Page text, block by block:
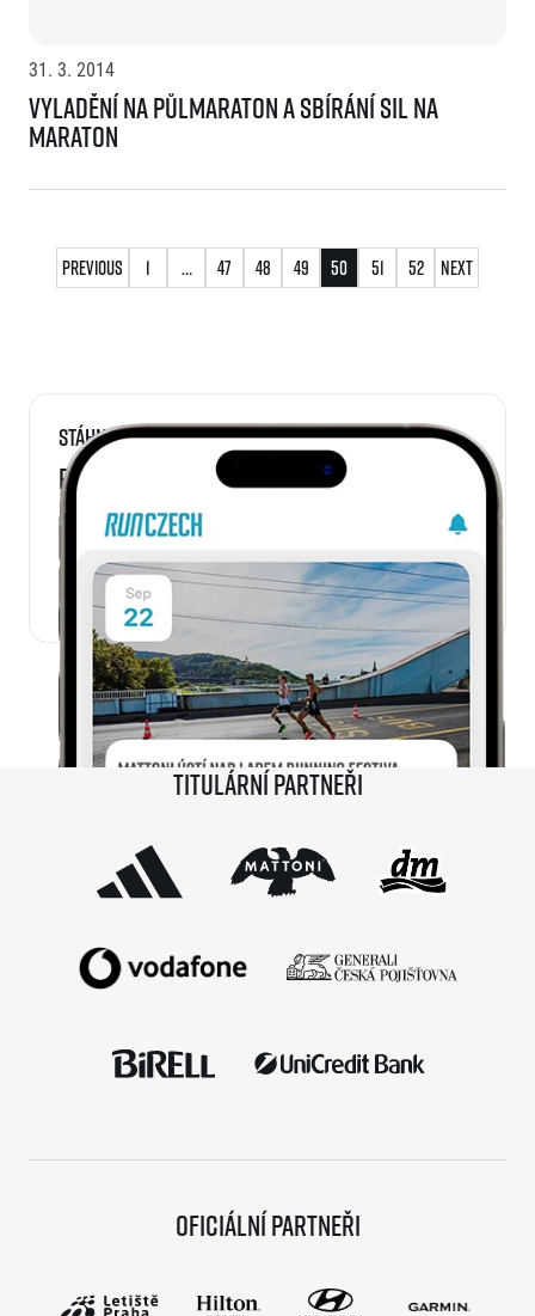
Vyladění na půlmaraton a sbírání sil na
maraton
31. 3. 2014
Stránkování
příspěvků
Previous 1 … 47 48 49 50 51 52 Next
Stáhni si
RunCzech aplikaci
Titulární partneři
Oficiální partneři